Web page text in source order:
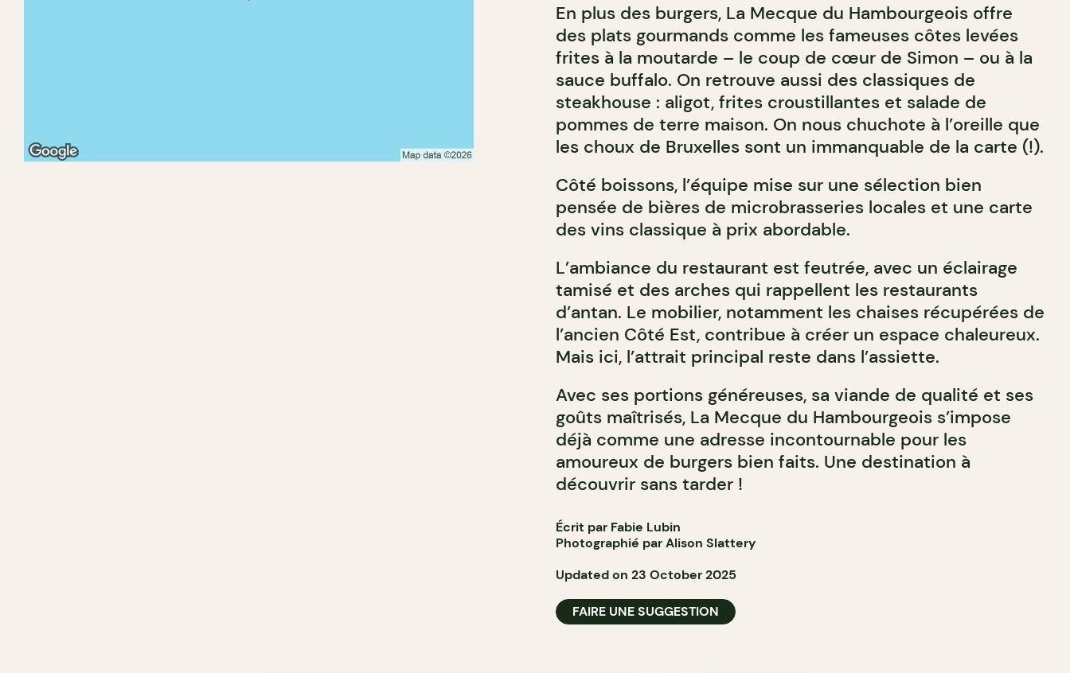
En plus des burgers, La Mecque du Hambourgeois offre
des plats gourmands comme les fameuses côtes levées
frites à la moutarde – le coup de cœur de Simon – ou à la
sauce buffalo. On retrouve aussi des classiques de
steakhouse : aligot, frites croustillantes et salade de
pommes de terre maison. On nous chuchote à l’oreille que
les choux de Bruxelles sont un immanquable de la carte (!).
Côté boissons, l’équipe mise sur une sélection bien
pensée de bières de microbrasseries locales et une carte
des vins classique à prix abordable.
L’ambiance du restaurant est feutrée, avec un éclairage
tamisé et des arches qui rappellent les restaurants
d’antan. Le mobilier, notamment les chaises récupérées de
l’ancien Côté Est, contribue à créer un espace chaleureux.
Mais ici, l’attrait principal reste dans l’assiette.
Avec ses portions généreuses, sa viande de qualité et ses
goûts maîtrisés, La Mecque du Hambourgeois s’impose
déjà comme une adresse incontournable pour les
amoureux de burgers bien faits. Une destination à
découvrir sans tarder !
Écrit par Fabie Lubin
Photographié par Alison Slattery
Updated on 23 October 2025
FAIRE UNE SUGGESTION